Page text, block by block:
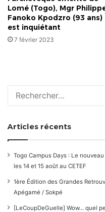
Lomé (Togo), Mgr
Fanoko Kpodzro (93 ans)
est inquiétant
7 février 2023
Articles récents
Togo Campus Days : Le
les 14 et 15 août au CETEF
1ère Édition des Grandes
Apégamé / Sokpé
[LeCoupDeGuelle] Wow… quel